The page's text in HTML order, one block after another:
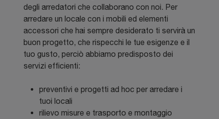
degli arredatori che collaborano con noi. Per
arredare un locale con i mobili ed elementi
accessori che hai sempre desiderato ti servirà un
buon progetto, che rispecchi le tue esigenze e il
tuo gusto, perciò abbiamo predisposto dei
servizi efficienti:
preventivi e progetti ad hoc per arredare i
tuoi locali
rilievo misure e trasporto e montaggio